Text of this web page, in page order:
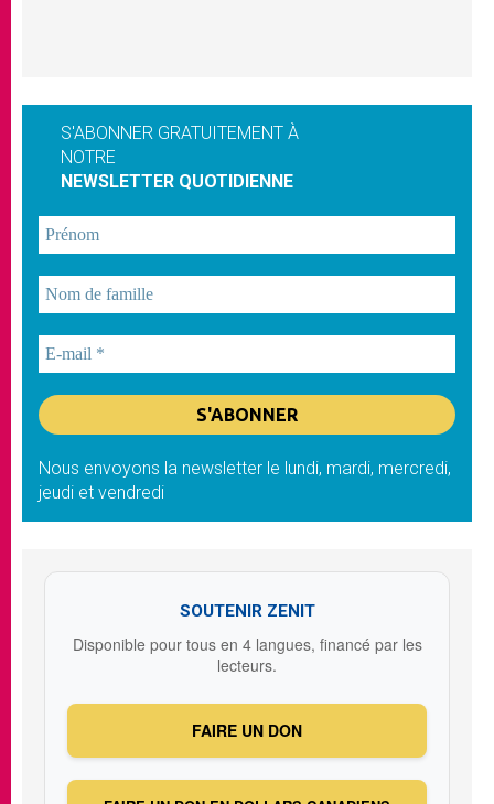
S'ABONNER GRATUITEMENT À
NOTRE
NEWSLETTER QUOTIDIENNE
Nous envoyons la newsletter le lundi, mardi, mercredi,
jeudi et vendredi
SOUTENIR ZENIT
Disponible pour tous en 4 langues, financé par les
lecteurs.
FAIRE UN DON